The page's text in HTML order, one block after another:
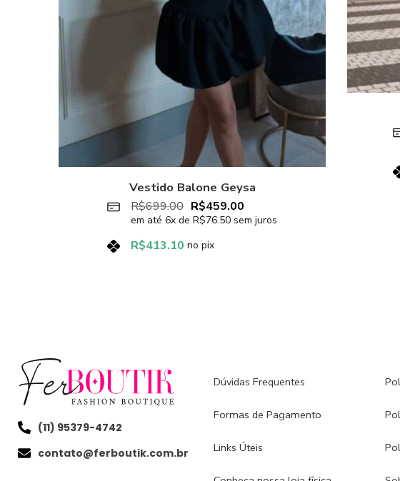
Vestido Balone Geysa
R$699.00 R$459.00
em até 6x de R$76.50 sem juros
R$413.10 no pix
(11) 95379-4742
contato@ferboutik.com.br
Dúvidas Frequentes
Formas de Pagamento
Links Úteis